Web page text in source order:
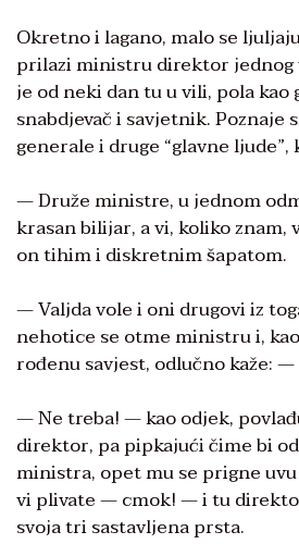
Okretno i lagano, malo se
prilazi ministru direktor jednog
je od neki dan tu u vili, pola kao
snabdjevač i savjetnik. Poznaje
generale i druge “glavne ljude”,
— Druže ministre, u jednom
krasan bilijar, a vi, koliko
on tihim i diskretnim šapatom.
— Valjda vole i oni drugovi iz
nehotice se otme ministru i,
rođenu savjest, odlučno kaže:
— Ne treba! — kao odjek,
direktor, pa pipkajući čime bi
ministra, opet mu se prigne
vi plivate — cmok! — i tu
svoja tri sastavljena prsta.